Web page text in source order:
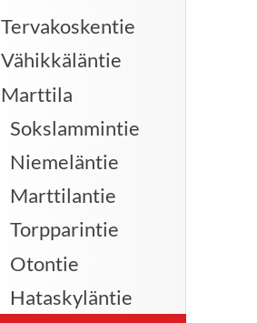
Tervakoskentie
Vähikkäläntie
Marttila
Sokslammintie
Niemeläntie
Marttilantie
Torpparintie
Otontie
Hataskyläntie